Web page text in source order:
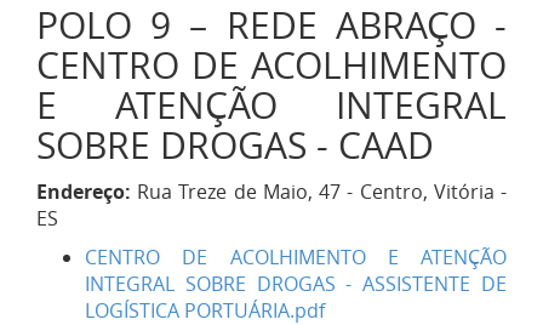
POLO 9 – REDE ABRAÇO -
CENTRO DE ACOLHIMENTO
E ATENÇÃO INTEGRAL
SOBRE DROGAS - CAAD
Endereço: Rua Treze de Maio, 47 - Centro, Vitória -
ES
CENTRO DE ACOLHIMENTO E ATENÇÃO
INTEGRAL SOBRE DROGAS - ASSISTENTE DE
LOGÍSTICA PORTUÁRIA.pdf